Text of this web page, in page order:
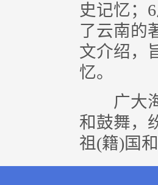
史记忆；
了云南的
文介绍，
忆。
广大海
和鼓舞，
祖(籍)国